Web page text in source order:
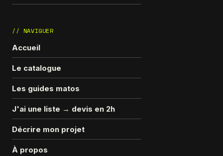
// NAVIGUER
Accueil
Le catalogue
Les guides matos
J'ai une liste → devis en 2h
Décrire mon projet
À propos